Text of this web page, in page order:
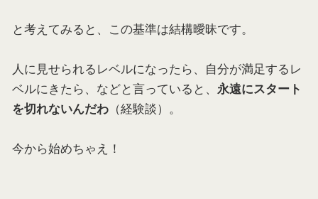
と考えてみると、この基準は結構曖昧です。
人に見せられるレベルになったら、自分が満足するレ
ベルにきたら、などと言っていると、 永遠にスタート
を切れないんだわ （経験談）。
今から始めちゃえ！